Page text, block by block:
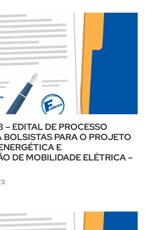
EDITAL DE PROCESSO
BOLSISTAS PARA O PROJETO
E
DE MOBILIDADE ELÉTRICA –